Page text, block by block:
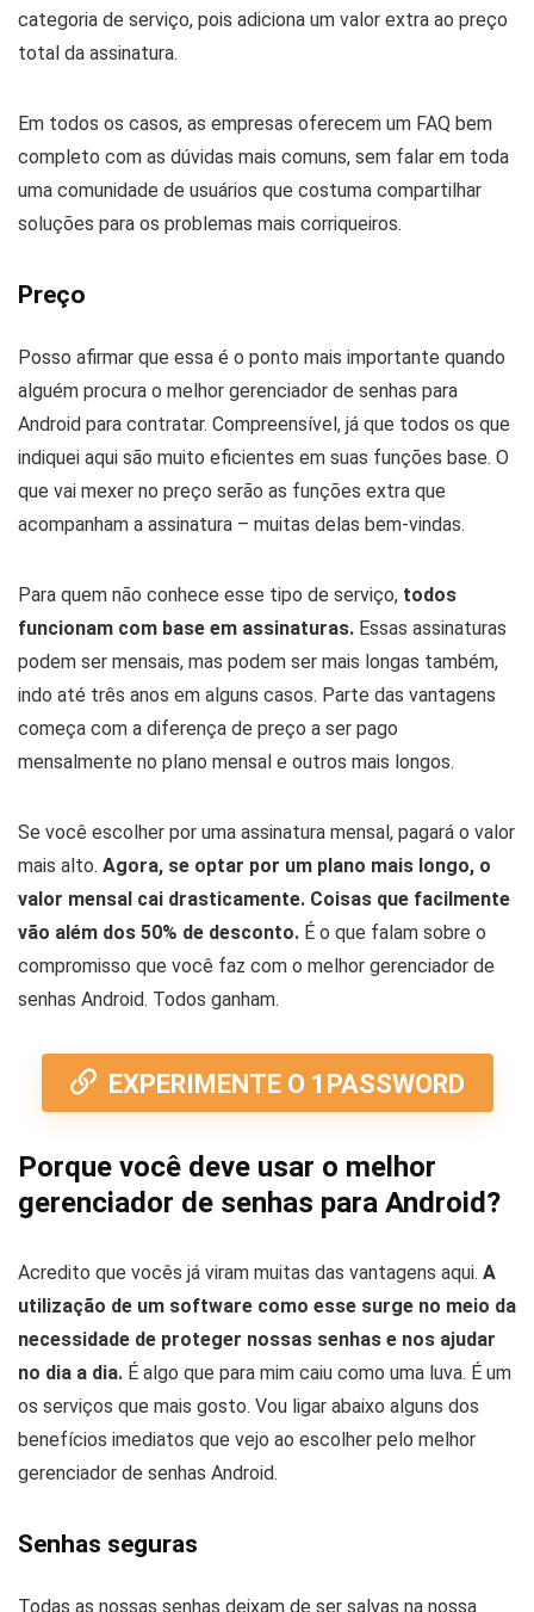
categoria de serviço, pois adiciona um valor extra ao preço
total da assinatura.
Em todos os casos, as empresas oferecem um FAQ bem
completo com as dúvidas mais comuns, sem falar em toda
uma comunidade de usuários que costuma compartilhar
soluções para os problemas mais corriqueiros.
Preço
Posso afirmar que essa é o ponto mais importante quando
alguém procura o melhor gerenciador de senhas para
Android para contratar. Compreensível, já que todos os que
indiquei aqui são muito eficientes em suas funções base. O
que vai mexer no preço serão as funções extra que
acompanham a assinatura – muitas delas bem-vindas.
Para quem não conhece esse tipo de serviço, todos
funcionam com base em assinaturas. Essas assinaturas
podem ser mensais, mas podem ser mais longas também,
indo até três anos em alguns casos. Parte das vantagens
começa com a diferença de preço a ser pago
mensalmente no plano mensal e outros mais longos.
Se você escolher por uma assinatura mensal, pagará o valor
mais alto. Agora, se optar por um plano mais longo, o
valor mensal cai drasticamente. Coisas que facilmente
vão além dos 50% de desconto. É o que falam sobre o
compromisso que você faz com o melhor gerenciador de
senhas Android. Todos ganham.
EXPERIMENTE O 1PASSWORD
Porque você deve usar o melhor
gerenciador de senhas para Android?
Acredito que vocês já viram muitas das vantagens aqui. A
utilização de um software como esse surge no meio da
necessidade de proteger nossas senhas e nos ajudar
no dia a dia. É algo que para mim caiu como uma luva. É um
os serviços que mais gosto. Vou ligar abaixo alguns dos
benefícios imediatos que vejo ao escolher pelo melhor
gerenciador de senhas Android.
Senhas seguras
Todas as nossas senhas deixam de ser salvas na nossa